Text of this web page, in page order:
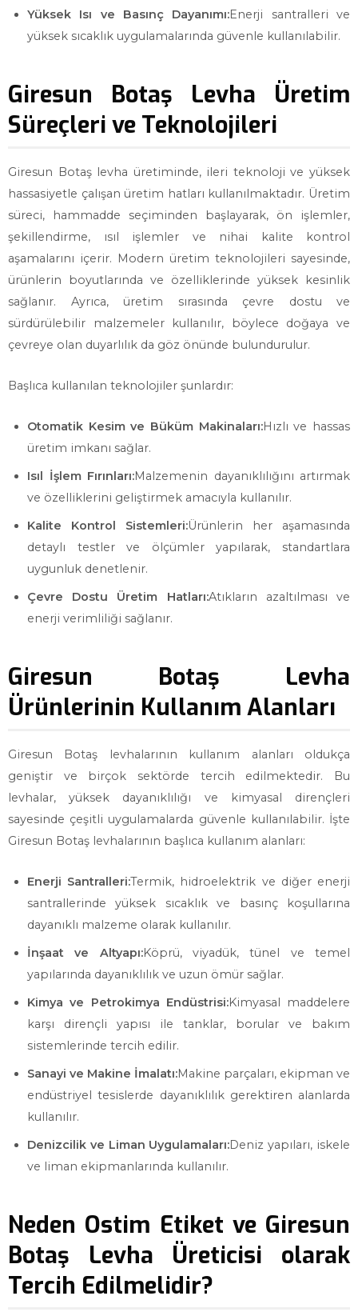
Yüksek Isı ve Basınç Dayanımı:Enerji santralleri ve
yüksek sıcaklık uygulamalarında güvenle kullanılabilir.
Giresun Botaş Levha Üretim
Süreçleri ve Teknolojileri
Giresun Botaş levha üretiminde, ileri teknoloji ve yüksek
hassasiyetle çalışan üretim hatları kullanılmaktadır. Üretim
süreci, hammadde seçiminden başlayarak, ön işlemler,
şekillendirme, ısıl işlemler ve nihai kalite kontrol
aşamalarını içerir. Modern üretim teknolojileri sayesinde,
ürünlerin boyutlarında ve özelliklerinde yüksek kesinlik
sağlanır. Ayrıca, üretim sırasında çevre dostu ve
sürdürülebilir malzemeler kullanılır, böylece doğaya ve
çevreye olan duyarlılık da göz önünde bulundurulur.
Başlıca kullanılan teknolojiler şunlardır:
Otomatik Kesim ve Büküm Makinaları:Hızlı ve hassas
üretim imkanı sağlar.
Isıl İşlem Fırınları:Malzemenin dayanıklılığını artırmak
ve özelliklerini geliştirmek amacıyla kullanılır.
Kalite Kontrol Sistemleri:Ürünlerin her aşamasında
detaylı testler ve ölçümler yapılarak, standartlara
uygunluk denetlenir.
Çevre Dostu Üretim Hatları:Atıkların azaltılması ve
enerji verimliliği sağlanır.
Giresun Botaş Levha
Ürünlerinin Kullanım Alanları
Giresun Botaş levhalarının kullanım alanları oldukça
geniştir ve birçok sektörde tercih edilmektedir. Bu
levhalar, yüksek dayanıklılığı ve kimyasal dirençleri
sayesinde çeşitli uygulamalarda güvenle kullanılabilir. İşte
Giresun Botaş levhalarının başlıca kullanım alanları:
Enerji Santralleri:Termik, hidroelektrik ve diğer enerji
santrallerinde yüksek sıcaklık ve basınç koşullarına
dayanıklı malzeme olarak kullanılır.
İnşaat ve Altyapı:Köprü, viyadük, tünel ve temel
yapılarında dayanıklılık ve uzun ömür sağlar.
Kimya ve Petrokimya Endüstrisi:Kimyasal maddelere
karşı dirençli yapısı ile tanklar, borular ve bakım
sistemlerinde tercih edilir.
Sanayi ve Makine İmalatı:Makine parçaları, ekipman ve
endüstriyel tesislerde dayanıklılık gerektiren alanlarda
kullanılır.
Denizcilik ve Liman Uygulamaları:Deniz yapıları, iskele
ve liman ekipmanlarında kullanılır.
Neden Ostim Etiket ve Giresun
Botaş Levha Üreticisi olarak
Tercih Edilmelidir?